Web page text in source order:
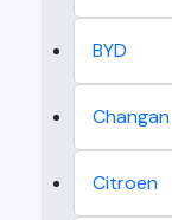
BYD
Changan
Citroen